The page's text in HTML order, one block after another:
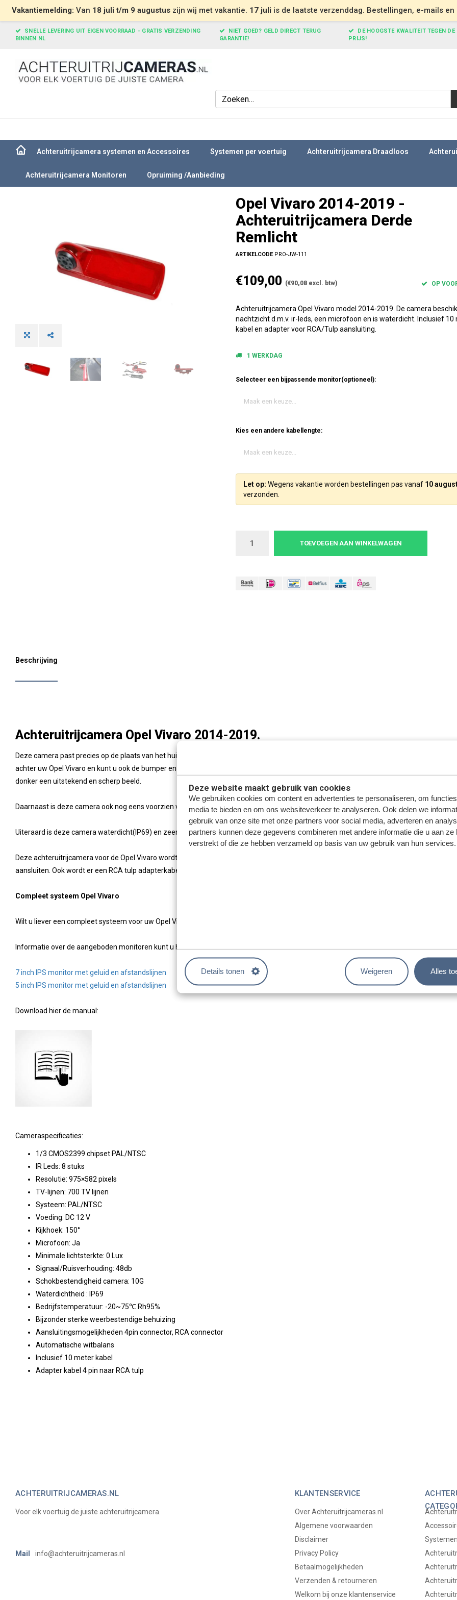
Deze website maakt gebruik van cookies
We gebruiken cookies om content en advertenties te personaliseren, om
media te bieden en om ons websiteverkeer te analyseren. Ook delen we
gebruik van onze site met onze partners voor social media, adverteren en
partners kunnen deze gegevens combineren met andere informatie die u aan ze
verstrekt of die ze hebben verzameld op basis van uw gebruik van hun services.
Details tonen Weigeren Alles
Vakantiemelding: Van 18 juli t/m 9 augustuszijn wij met vakantie. 17 juli is de laatste verzenddag. Bestellingen, e-mails
SNELLE LEVERING UIT EIGEN VOORRAAD - GRATIS VERZENDING
BINNEN NL
NIET GOED? GELD DIRECT TERUG
GARANTIE!
DE HOOGSTE KWALITEIT TEGEN
PRIJS!
Achteruitrijcamera systemen en Accessoires Systemen per voertuig Achteruitrijcamera Draadloos
Achteruitrijcamera Monitoren Opruiming /Aanbieding
Home Opel Vivaro 2014-2019 - Achteruitrijcamera Derde Remlicht
Opel Vivaro 2014-2019 -
Achteruitrijcamera Derde
Remlicht
ARTIKELCODEPRO-JW-111
€109,00 (€90,08 excl. btw) OP
Achteruitrijcamera Opel Vivaro model 2014-2019. De camera
nachtzicht d.m.v. ir-leds, een microfoon en is waterdicht. Inclusief 10
kabel en adapter voor RCA/Tulp aansluiting.
1 WERKDAG
Selecteer een bijpassende monitor(optioneel):
Maak een keuze...
Kies een andere kabellengte:
Maak een keuze...
Let op: Wegens vakantie worden bestellingen pas vanaf 10
verzonden.
TOEVOEGEN AAN WINKELWAGEN
Beschrijving
Achteruitrijcamera Opel Vivaro 2014-2019.
Deze camera past precies op de plaats van het huidige derde remlicht. U hoeft dus geen gaten te boren in uw wagen. De camera is
achter uw Opel Vivaro en kunt u ook de bumper en eventuele trekhaak zien. De camera is 20° verstelbaar. In combinatie met de infra-
donker een uitstekend en scherp beeld.
Daarnaast is deze camera ook nog eens voorzien van een microfoon. In combinatie met een monitor met luidspreker kunt u ook horen
Uiteraard is deze camera waterdicht(IP69) en zeer schokbestending.
Deze achteruitrijcamera voor de Opel Vivaro wordt helemaal compleet geleverd inclusief een 10 meter 4 pin kabel. Hiermee kunt u de
aansluiten. Ook wordt er een RCA tulp adapterkabel meegeleverd waarmee u de camera kunt aansluiten op uw eigen radio/
Compleet systeem Opel Vivaro
Wilt u liever een compleet systeem voor uw Opel Vivaro dan kunt u naast de afbeelding een bijpassende monitor selecteren.
Informatie over de aangeboden monitoren kunt u hieronder opvragen.
7 inch IPS monitor met geluid en afstandslijnen
5 inch IPS monitor met geluid en afstandslijnen
Download hier de manual:
Cameraspecificaties:
1/3 CMOS2399 chipset PAL/NTSC
IR Leds: 8 stuks
Resolutie: 975×582 pixels
TV-lijnen: 700 TV lijnen
Systeem: PAL/NTSC
Voeding: DC 12 V
Kijkhoek: 150°
Microfoon: Ja
Minimale lichtsterkte: 0 Lux
Signaal/Ruisverhouding: 48db
Schokbestendigheid camera: 10G
Waterdichtheid : IP69
Bedrijfstemperatuur: -20~75℃ Rh95%
Bijzonder sterke weerbestendige behuizing
Aansluitingsmogelijkheden 4pin connector, RCA connector
Automatische witbalans
Inclusief 10 meter kabel
Adapter kabel 4 pin naar RCA tulp
ACHTERUITRIJCAMERAS.NL
Voor elk voertuig de juiste achteruitrijcamera.
Mail info@achteruitrijcameras.nl
KLANTENSERVICE
Over Achteruitrijcameras.nl
Algemene voorwaarden
Disclaimer
Privacy Policy
Betaalmogelijkheden
Verzenden & retourneren
Welkom bij onze klantenservice